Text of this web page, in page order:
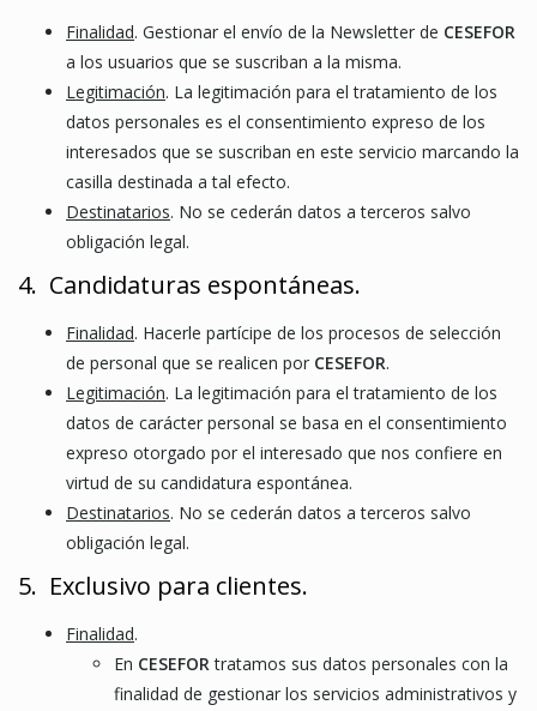
Finalidad. Gestionar el envío de la Newsletter de CESEFOR
a los usuarios que se suscriban a la misma.
Legitimación. La legitimación para el tratamiento de los
datos personales es el consentimiento expreso de los
interesados que se suscriban en este servicio marcando la
casilla destinada a tal efecto.
Destinatarios. No se cederán datos a terceros salvo
obligación legal.
4. Candidaturas espontáneas.
Finalidad. Hacerle partícipe de los procesos de selección
de personal que se realicen por CESEFOR.
Legitimación. La legitimación para el tratamiento de los
datos de carácter personal se basa en el consentimiento
expreso otorgado por el interesado que nos confiere en
virtud de su candidatura espontánea.
Destinatarios. No se cederán datos a terceros salvo
obligación legal.
5. Exclusivo para clientes.
Finalidad.
En CESEFORtratamos sus datos personales con la
finalidad de gestionar los servicios administrativos y